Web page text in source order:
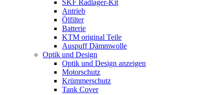
SKF Radlager-Kit
Antrieb
Ölfilter
Batterie
KTM original Teile
Auspuff Dämmwolle
Optik und Design
Optik und Design anzeigen
Motorschutz
Krümmerschutz
Tank Cover